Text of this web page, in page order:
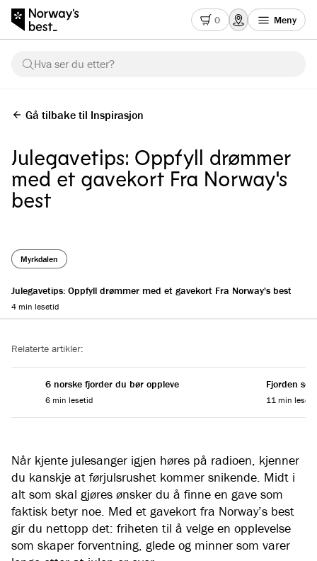
0 Meny
Hva ser du etter?
Gå tilbake til Inspirasjon
Julegavetips: Oppfyll drømmer
med et gavekort Fra Norway's
best
Myrkdalen
Julegavetips: Oppfyll drømmer med et gavekort Fra Norway's best
4 min lesetid
Relaterte artikler:
6 norske fjorder du bør oppleve
6 min lesetid
Fjorden
11 min
Når kjente julesanger igjen høres på radioen, kjenner
du kanskje at førjulsrushet kommer snikende. Midt i
alt som skal gjøres ønsker du å finne en gave som
faktisk betyr noe. Med et gavekort fra Norway’s best
gir du nettopp det: friheten til å velge en opplevelse
som skaper forventning, glede og minner som varer